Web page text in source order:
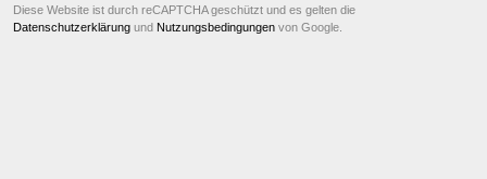
Diese Website ist durch reCAPTCHA geschützt und es gelten die
Datenschutzerklärung und Nutzungsbedingungen von Google.